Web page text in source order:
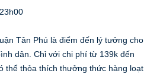
Tân Phú là điểm đến lý tưởng cho
dân. Chỉ với chi phí từ 139k đến
thể thỏa thích thưởng thức hàng loạt